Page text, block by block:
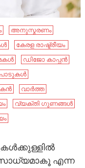
അനുസ്മരണം
കേ​രള രാഷ്ട്രീയം ​
ഡിജോ കാപ്പൻ
വാർത്ത
വ്യക്തി ഗുണങ്ങൾ
എന്ന